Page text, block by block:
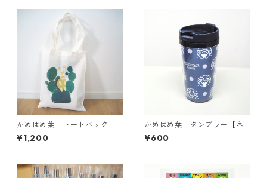
かめはめ葉 トートバック
【ソルくんVer.】
¥1,200
かめはめ葉 タンブラー【ネ
イビー】
¥600